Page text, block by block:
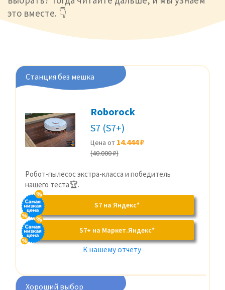
это вместе. 👇
Станция без мешка
Roborock
S7 (S7+)
Цена от 14.444 ₽
(40.000 ₽)
Робот-пылесос экстра-класса и победитель
нашего теста🏆.
S7 на Яндекс*
S7+ на Маркет.Яндекс*
К нашему отчету
Хороший выбор